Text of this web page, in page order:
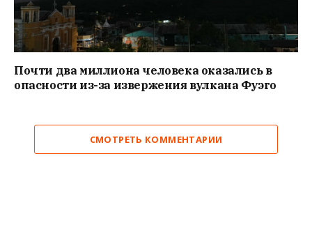
Почти два миллиона человека оказались в
опасности из-за извержения вулкана Фуэго
СМОТРЕТЬ КОММЕНТАРИИ